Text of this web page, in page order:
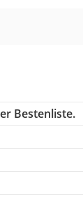
Bestenliste.